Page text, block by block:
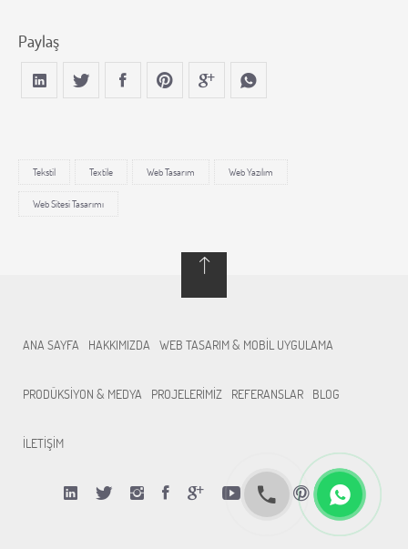
Paylaş
Tekstil Textile Web Tasarım Web Yazılım
Web Sitesi Tasarımı
ANA SAYFA HAKKIMIZDA WEB TASARIM & MOBİL UYGULAMA
PRODÜKSİYON & MEDYA PROJELERİMİZ REFERANSLAR BLOG
İLETİŞİM